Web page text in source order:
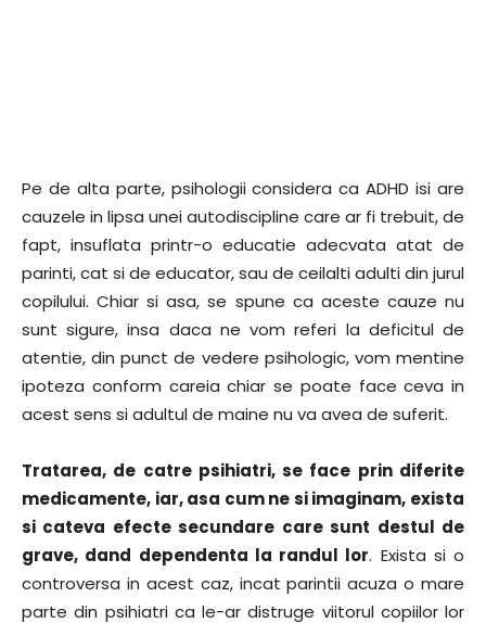
Pe de alta parte, psihologii considera ca ADHD isi are
cauzele in lipsa unei autodiscipline care ar fi trebuit, de
fapt, insuflata printr-o educatie adecvata atat de
parinti, cat si de educator, sau de ceilalti adulti din jurul
copilului. Chiar si asa, se spune ca aceste cauze nu
sunt sigure, insa daca ne vom referi la deficitul de
atentie, din punct de vedere psihologic, vom mentine
ipoteza conform careia chiar se poate face ceva in
acest sens si adultul de maine nu va avea de suferit.
Tratarea, de catre psihiatri, se face prin diferite
medicamente, iar, asa cum ne si imaginam, exista
si cateva efecte secundare care sunt destul de
grave, dand dependenta la randul lor. Exista si o
controversa in acest caz, incat parintii acuza o mare
parte din psihiatri ca le-ar distruge viitorul copiilor lor